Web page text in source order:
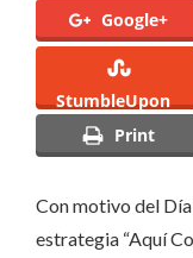
Google+
StumbleUpon
Print
Con motivo del
estrategia “Aquí